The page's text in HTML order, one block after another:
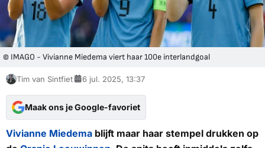
© IMAGO - Vivianne Miedema viert haar 100e interlandgoal
Tim van Sintfiet 6 jul. 2025, 13:37
Maak ons je Google-favoriet
Vivianne Miedema blijft maar haar stempel drukken op